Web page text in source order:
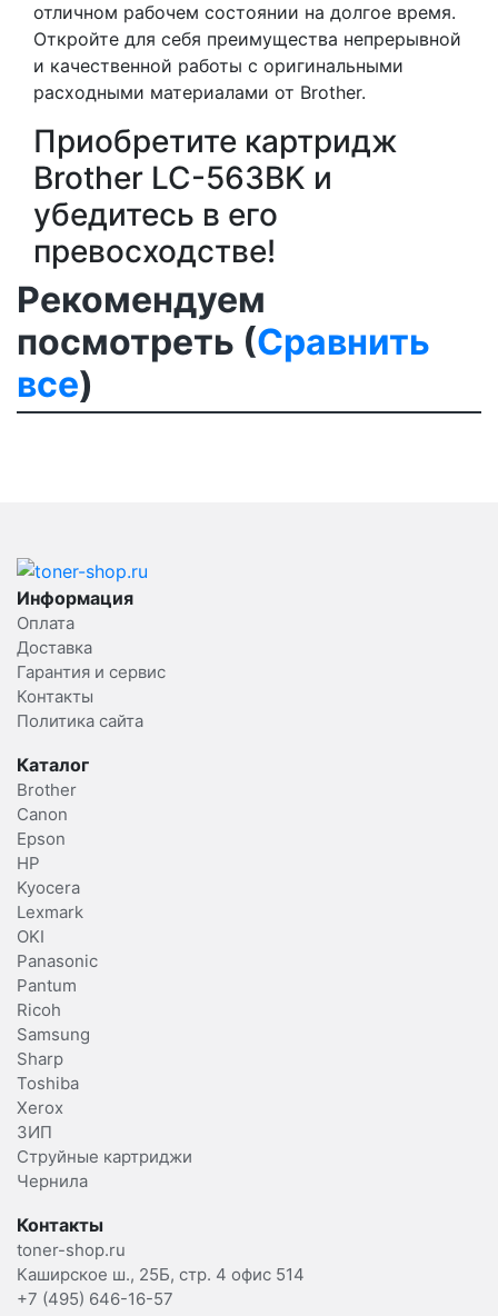
отличном рабочем состоянии на долгое время.
Откройте для себя преимущества непрерывной
и качественной работы с оригинальными
расходными материалами от Brother.
Приобретите картридж
Brother LC-563BK и
убедитесь в его
превосходстве!
Рекомендуем
посмотреть (Сравнить
все)
Информация
Оплата
Доставка
Гарантия и сервис
Контакты
Политика сайта
Каталог
Brother
Canon
Epson
HP
Kyocera
Lexmark
OKI
Panasonic
Pantum
Ricoh
Samsung
Sharp
Toshiba
Xerox
ЗИП
Струйные картриджи
Чернила
Контакты
toner-shop.ru
Каширское ш., 25Б, стр. 4 офис 514
+7 (495) 646-16-57